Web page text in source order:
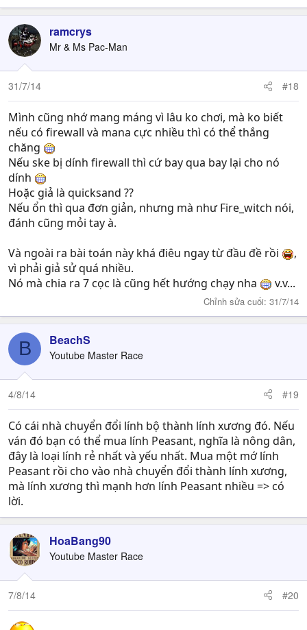
ramcrys
Mr & Ms Pac-Man
31/7/14 #18
Mình cũng nhớ mang máng vì lâu ko chơi, mà ko biết
nếu có firewall và mana cực nhiều thì có thể thắng
chăng
Nếu ske bị dính firewall thì cứ bay qua bay lại cho nó
dính
Hoặc giả là quicksand ??
Nếu ổn thì qua đơn giản, nhưng mà như Fire_witch nói,
đánh cũng mỏi tay à.
Và ngoài ra bài toán này khá điêu ngay từ đầu đề rồi
,
vì phải giả sử quá nhiều.
Nó mà chia ra 7 cọc là cũng hết hướng chạy nha
v.v...
Chỉnh sửa cuối: 31/7/14
B BeachS
Youtube Master Race
4/8/14 #19
Có cái nhà chuyển đổi lính bộ thành lính xương đó. Nếu
ván đó bạn có thể mua lính Peasant, nghĩa là nông dân,
đây là loại lính rẻ nhất và yếu nhất. Mua một mớ lính
Peasant rồi cho vào nhà chuyển đổi thành lính xương,
mà lính xương thì mạnh hơn lính Peasant nhiều => có
lời.
HoaBang90
Youtube Master Race
7/8/14 #20